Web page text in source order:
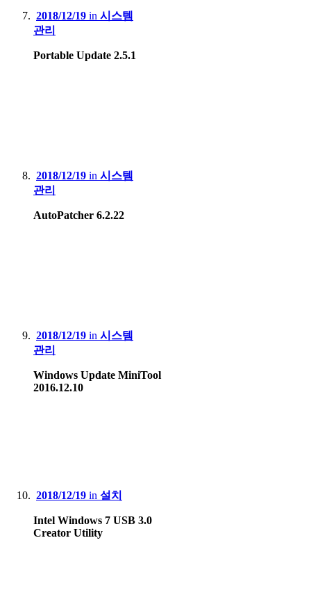
2018/12/19 in 시스템
관리
Portable Update 2.5.1
2018/12/19 in 시스템
관리
AutoPatcher 6.2.22
2018/12/19 in 시스템
관리
Windows Update MiniTool
2016.12.10
2018/12/19 in 설치
Intel Windows 7 USB 3.0
Creator Utility